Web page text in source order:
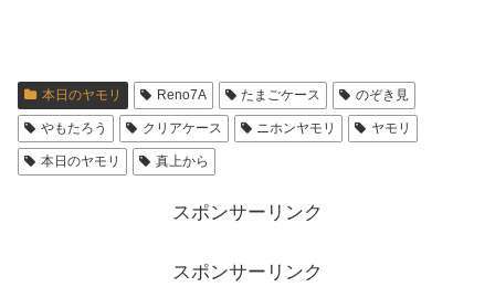
本日のヤモリ Reno7A たまごケース のぞき見
やもたろう クリアケース ニホンヤモリ ヤモリ
本日のヤモリ 真上から
スポンサーリンク
スポンサーリンク